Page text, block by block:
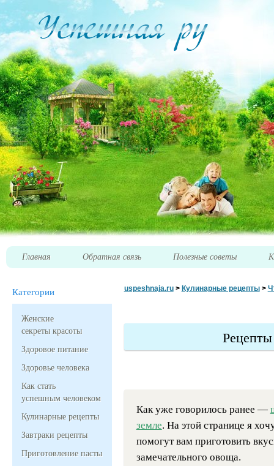
Главная Обратная связь Полезные советы
Категории
Женские
секреты красоты
Здоровое питание
Здоровье человека
Как стать
успешным человеком
Кулинарные рецепты
Завтраки рецепты
Приготовление пасты
uspeshnaja.ru> Кулинарные рецепты>
Как уже говорилось ранее —
земле. На этой странице я
помогут вам приготовить
замечательного овоща.